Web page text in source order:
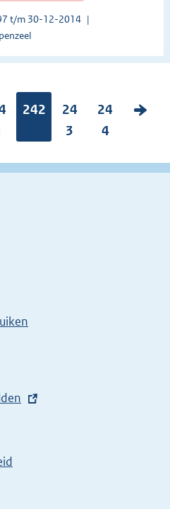
t/m 30-12-2014
Pagina:
242
P
a
i
24
3
P
a
i
24
4
V
g